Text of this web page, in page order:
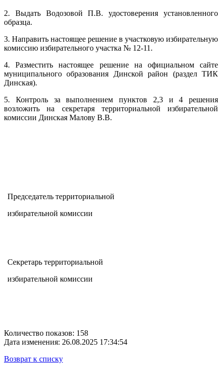
2. Выдать Водозовой П.В. удостоверения установленного
образца.
3. Направить настоящее решение в участковую избирательную
комиссию избирательного участка № 12-11.
4. Разместить настоящее решение на официальном сайте
муниципального образования Динской район (раздел ТИК
Динская).
5. Контроль за выполнением пунктов 2,3 и 4 решения
возложить на секретаря территориальной избирательной
комиссии Динская Малову В.В.
Председатель территориальной
избирательной комиссии
Секретарь территориальной
избирательной комиссии
Количество показов: 158
Дата изменения: 26.08.2025 17:34:54
Возврат к списку